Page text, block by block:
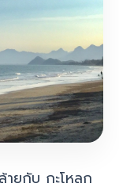
ายกับ กะโหลก